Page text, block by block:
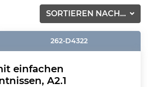
SORTIEREN NACH...
262-D4322
einfachen
A2.1